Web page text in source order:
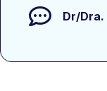
Dr/Dra.